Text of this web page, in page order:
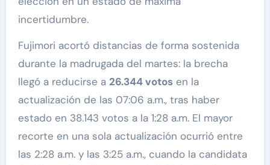
incertidumbre.
Fujimori acortó distancias de forma sostenida
durante la madrugada del martes: la brecha
llegó a reducirse a 26.344 votosen la
actualización de las 07:06 a.m., tras haber
estado en 38.143 votos a la 1:28 a.m. El mayor
recorte en una sola actualización ocurrió entre
las 2:28 a.m. y las 3:25 a.m., cuando la candidata